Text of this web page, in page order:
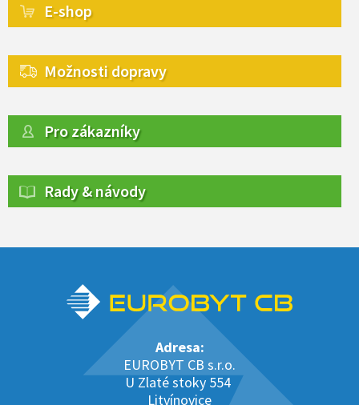
E-shop
Možnosti dopravy
Pro zákazníky
Rady & návody
Adresa:
EUROBYT CB s.r.o.
U Zlaté stoky 554
Litvínovice